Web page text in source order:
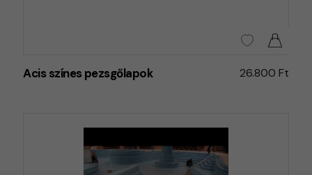
Acis színes pezsgőlapok 26.800 Ft